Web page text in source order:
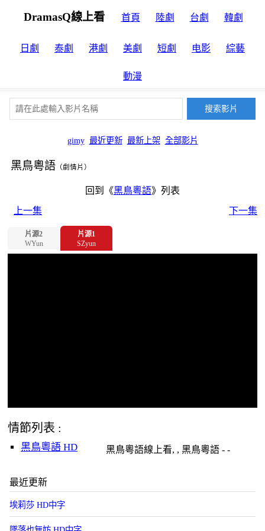
DramasQ線上看 首頁 陸劇 台劇 韓劇
日劇 泰劇 港劇 美劇 短劇 电影 綜藝
動漫
gimy 最近更新 最新上架 全部影片
黑鳥粵語 （劇情片）
回到《黑鳥粵語》列表
上一集
下一集
片源2
WYun
片源1
SZyun
情節列表 :
黑鳥粵語 HD 黑鳥粵語線上看, , 黑鳥粵語 - -
最近更新
埃莉莎 HD中字